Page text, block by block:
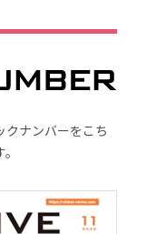
クナンバーをこち